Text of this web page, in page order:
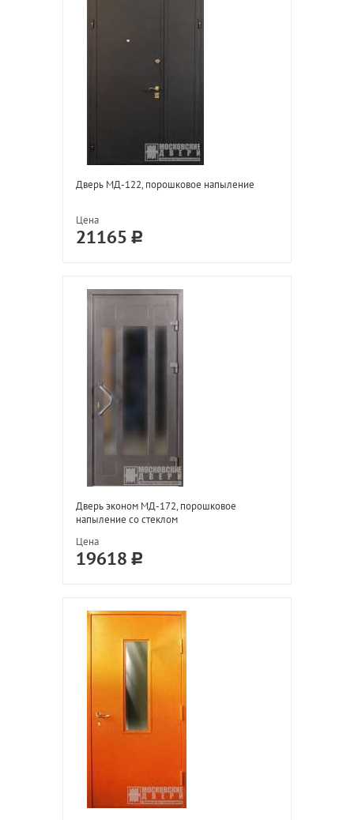
Дверь МД-122, порошковое напыление
Цена
21165
Дверь эконом МД-172, порошковое
напыление со стеклом
Цена
19618